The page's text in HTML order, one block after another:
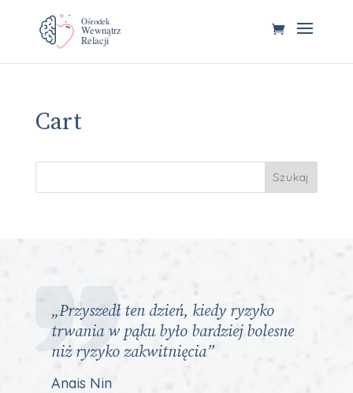
Cart
Szukaj
„Przyszedł ten dzień, kiedy ryzyko
trwania w pąku było bardziej bolesne
niż ryzyko zakwitnięcia”
Anais Nin